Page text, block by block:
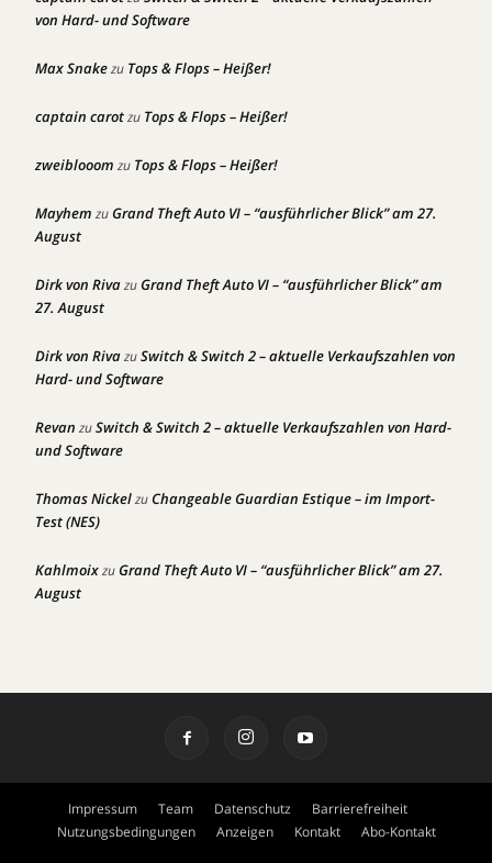
von Hard- und Software
Max Snakezu Tops & Flops – Heißer!
captain carotzu Tops & Flops – Heißer!
zweiblooom zu Tops & Flops – Heißer!
Mayhem zuGrand Theft Auto VI – “ausführlicher Blick” am 27.
August
Dirk von RivazuGrand Theft Auto VI – “ausführlicher Blick” am
27. August
Dirk von RivazuSwitch & Switch 2 – aktuelle Verkaufszahlen von
Hard- und Software
Revan zuSwitch & Switch 2 – aktuelle Verkaufszahlen von Hard-
und Software
Thomas NickelzuChangeable Guardian Estique – im Import-
Test (NES)
KahlmoixzuGrand Theft Auto VI – “ausführlicher Blick” am 27.
August
Impressum Team Datenschutz
Barrierefreiheit
Nutzungsbedingungen
Anzeigen Kontakt Abo-Kontakt